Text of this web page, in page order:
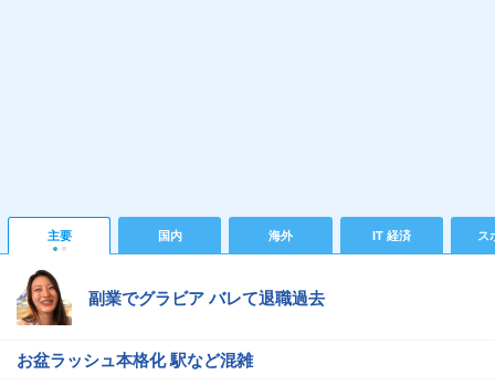
主要 国内 海外 IT 経済 ス
副業でグラビア バレて退職過去
お盆ラッシュ本格化 駅など混雑